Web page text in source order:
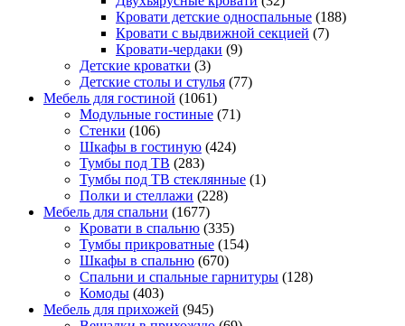
Кровати детские односпальные (188)
Кровати с выдвижной секцией (7)
Кровати-чердаки (9)
Детские кроватки (3)
Детские столы и стулья (77)
Мебель для гостиной (1061)
Модульные гостиные (71)
Стенки (106)
Шкафы в гостиную (424)
Тумбы под ТВ (283)
Тумбы под ТВ стеклянные (1)
Полки и стеллажи (228)
Мебель для спальни (1677)
Кровати в спальню (335)
Тумбы прикроватные (154)
Шкафы в спальню (670)
Спальни и спальные гарнитуры (128)
Комоды (403)
Мебель для прихожей (945)